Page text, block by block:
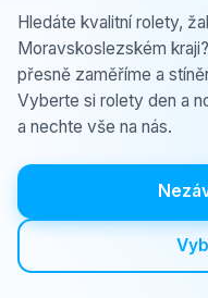
Hledáte kvalitní rolety,
Moravskoslezském
přesně zaměříme a
Vyberte si rolety den a
a nechte vše na nás.